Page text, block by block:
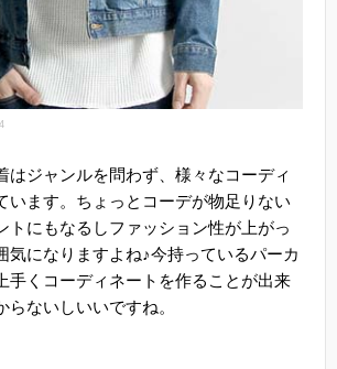
はジャンルを問わず、様々なコーディ
います。ちょっとコーデが物足りない
トにもなるしファッション性が上がっ
気になりますよね♪今持っているパーカ
手くコーディネートを作ることが出来
ないしいいですね。